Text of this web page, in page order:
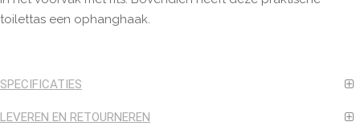
toilettas een ophanghaak.
SPECIFICATIES
LEVEREN EN RETOURNEREN